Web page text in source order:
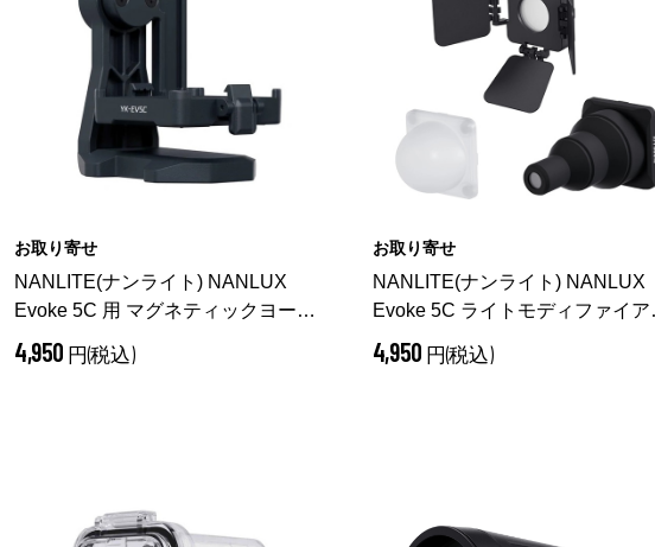
お取り寄せ
NANLITE(ナンライト) NANLUX
Evoke 5C 用 マグネティックヨーク
YK-EV5C
4,950 円(税込)
お取り寄せ
NANLITE(ナンライト) NANLUX
Evoke 5C ライトモディファイア
ット AS-MD-EV5C-KIT
4,950 円(税込)